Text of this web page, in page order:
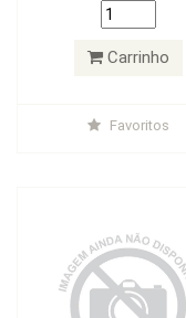
Carrinho
Favoritos